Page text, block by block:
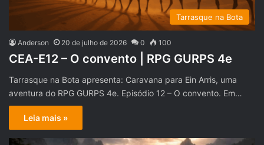
Tarrasque na Bota
Anderson 20 de julho de 2026 0 100
CEA-E12 – O convento | RPG GURPS 4e
Tarrasque na Bota apresenta: Caravana para Ein Arris, uma
aventura do RPG GURPS 4e. Episódio 12 – O convento. Em…
Leia mais »